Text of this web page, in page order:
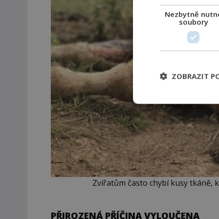
Zvířatům často chybí kusy tkáně,
PŘIROZENÁ PŘÍČINA VYLOUČENA
Nezbytně
soubory
ZOBRAZIT